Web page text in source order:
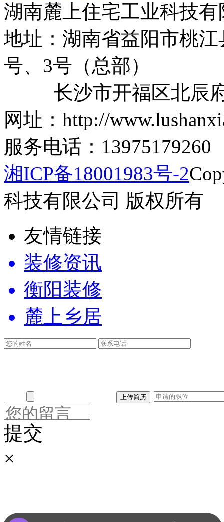
湖南麓上住宅工业科技有
地址：湖南省益阳市桃
号、3号（总部）
长沙市开福区北辰府
网址：http://
服务电话：13975179260
湘ICP备18001983号-2
科技有限公司 版权所有
友情链接
装修资讯
衡阳装修
麓上乡居
提交
×